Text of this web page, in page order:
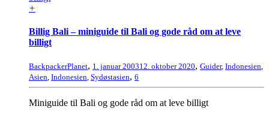
+
Billig Bali – miniguide til Bali og gode råd om at leve
billigt
BackpackerPlanet, 1. januar 200312. oktober 2020, Guider, Indonesien,
Asien, Indonesien, Sydøstasien, 6
Miniguide til Bali og gode råd om at leve billigt